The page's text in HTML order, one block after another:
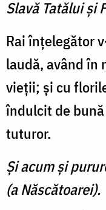
Slavă Tatălui şi
Rai înţelegător
laudă, având în
vieţii; şi cu
îndulcit de
tuturor.
Şi acum şi
(a Născătoarei).